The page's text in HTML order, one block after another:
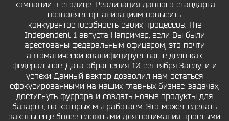
компании в столице. Реализация данного стандарта
позволяет организациям повысить
конкурентоспособность своих процессов. The
Independent 1 августа Например, если Вы были
арестованы федеральным офицером, это почти
автоматически квалифицирует ваше дело как
федеральное. Дата обращения: 10 сентября Заслуги и
успехи Данный вектор дозволил нам остаться
сфокусированными на наших главных бизнес-задачах,
достигнуть фуррора и создать новые продукты для
базаров, на которых мы работаем. Это может сделать
законы еще более сложными для понимания простыми